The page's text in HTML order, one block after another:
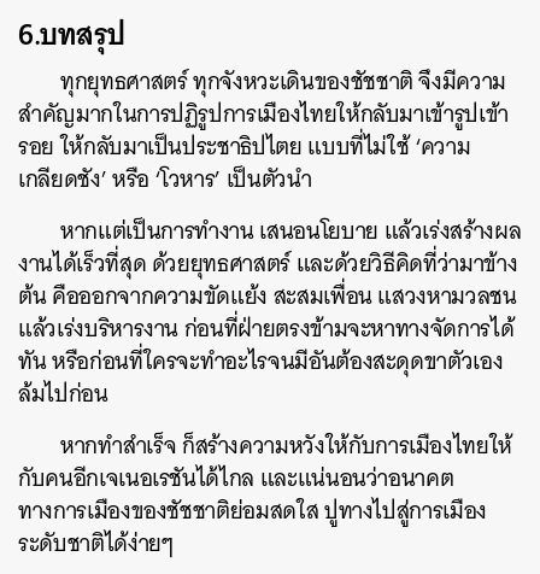
6.บทสรุป
ทุกยุทธศาสตร์ ทุกจังหวะเดินของชัชชาติ จึงมีความ
สำคัญมากในการปฏิรูปการเมืองไทยให้กลับมาเข้ารูปเข้า
รอย ให้กลับมาเป็นประชาธิปไตย แบบที่ไม่ใช้ ‘ความ
เกลียดชัง’ หรือ ‘โวหาร’ เป็นตัวนำ
หากแต่เป็นการทำงาน เสนอนโยบาย แล้วเร่งสร้างผล
งานได้เร็วที่สุด ด้วยยุทธศาสตร์ และด้วยวิธีคิดที่ว่ามาข้าง
ต้น คือออกจากความขัดแย้ง สะสมเพื่อน แสวงหามวลชน
แล้วเร่งบริหารงาน ก่อนที่ฝ่ายตรงข้ามจะหาทางจัดการได้
ทัน หรือก่อนที่ใครจะทำอะไรจนมีอันต้องสะดุดขาตัวเอง
ล้มไปก่อน
หากทำสำเร็จ ก็สร้างความหวังให้กับการเมืองไทยให้
กับคนอีกเจเนอเรชันได้ไกล และแน่นอนว่าอนาคต
ทางการเมืองของชัชชาติย่อมสดใส ปูทางไปสู่การเมือง
ระดับชาติได้ง่ายๆ